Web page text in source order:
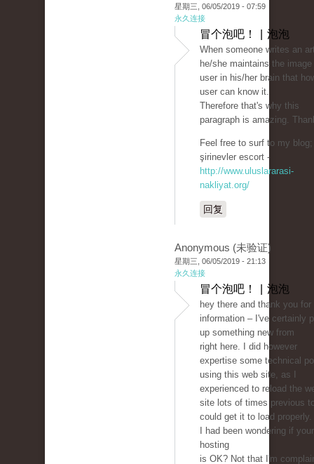
星期三, 06/05/2019 - 07:59
永久连接
冒个泡吧！ | 泡泡
When someone writes an
he/she maintains the
user in his/her brain that
user can know it.
Therefore that's why this
paragraph is amazing.
Feel free to surf to my blog;
şirinevler escort -
http://www.uluslararasi-
nakliyat.org/
回复
Anonymous (未验证)
星期三, 06/05/2019 - 21:13
永久连接
冒个泡吧！ | 泡泡
hey there and thank you for
information – I've certainly
up something new from
right here. I did however
expertise some technical
using this web site, as I
experienced to reload the
site lots of times previous
could get it to load properly.
I had been wondering if
hosting
is OK? Not that I'm